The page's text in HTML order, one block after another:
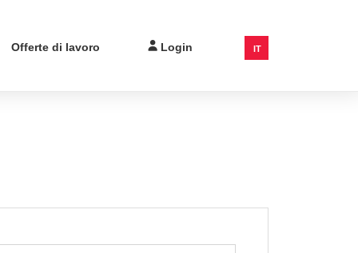
Offerte di lavoro Login IT